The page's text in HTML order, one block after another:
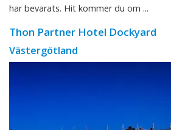
har bevarats. Hit kommer du om ...
Thon Partner Hotel Dockyard
Västergötland